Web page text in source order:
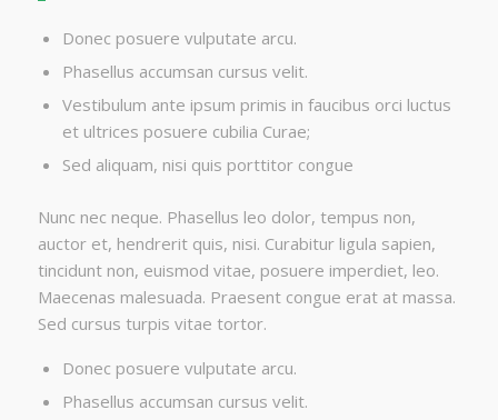
Donec posuere vulputate arcu.
Phasellus accumsan cursus velit.
Vestibulum ante ipsum primis in faucibus orci luctus
et ultrices posuere cubilia Curae;
Sed aliquam, nisi quis porttitor congue
Nunc nec neque. Phasellus leo dolor, tempus non,
auctor et, hendrerit quis, nisi. Curabitur ligula sapien,
tincidunt non, euismod vitae, posuere imperdiet, leo.
Maecenas malesuada. Praesent congue erat at massa.
Sed cursus turpis vitae tortor.
Donec posuere vulputate arcu.
Phasellus accumsan cursus velit.